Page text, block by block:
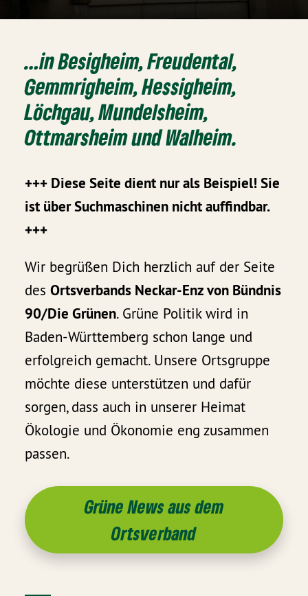
…in Besigheim, Freudental,
Gemmrigheim, Hessigheim,
Löchgau, Mundelsheim,
Ottmarsheim und Walheim.
+++ Diese Seite dient nur als Beispiel! Sie
ist über Suchmaschinen nicht auffindbar.
+++
Wir begrüßen Dich herzlich auf der Seite
desOrtsverbands Neckar-Enz von Bündnis
90/Die Grünen. Grüne Politik wird in
Baden-Württemberg schon lange und
erfolgreich gemacht. Unsere Ortsgruppe
möchte diese unterstützen und dafür
sorgen, dass auch in unserer Heimat
Ökologie und Ökonomie eng zusammen
passen.
Grüne News aus dem
Ortsverband